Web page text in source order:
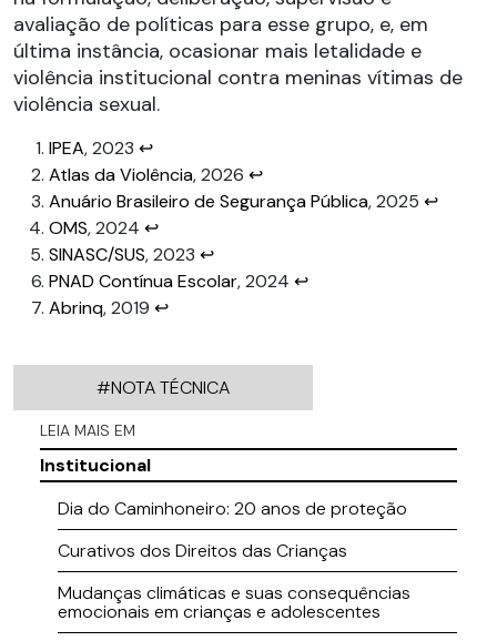
avaliação de políticas para esse grupo, e, em
última instância, ocasionar mais letalidade e
violência institucional contra meninas vítimas de
violência sexual.
IPEA, 2023 ↩︎
Atlas da Violência, 2026 ↩︎
Anuário Brasileiro de Segurança Pública, 2025 ↩︎
OMS, 2024 ↩︎
SINASC/SUS, 2023 ↩︎
PNAD Contínua Escolar, 2024 ↩︎
Abrinq, 2019 ↩︎
#NOTA TÉCNICA
LEIA MAIS EM
Institucional
Dia do Caminhoneiro: 20 anos de proteção
Curativos dos Direitos das Crianças
Mudanças climáticas e suas consequências
emocionais em crianças e adolescentes